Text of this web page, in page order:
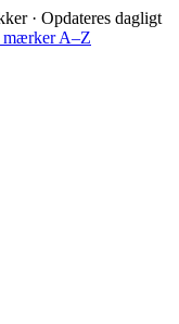
· Opdateres dagligt
A–Z